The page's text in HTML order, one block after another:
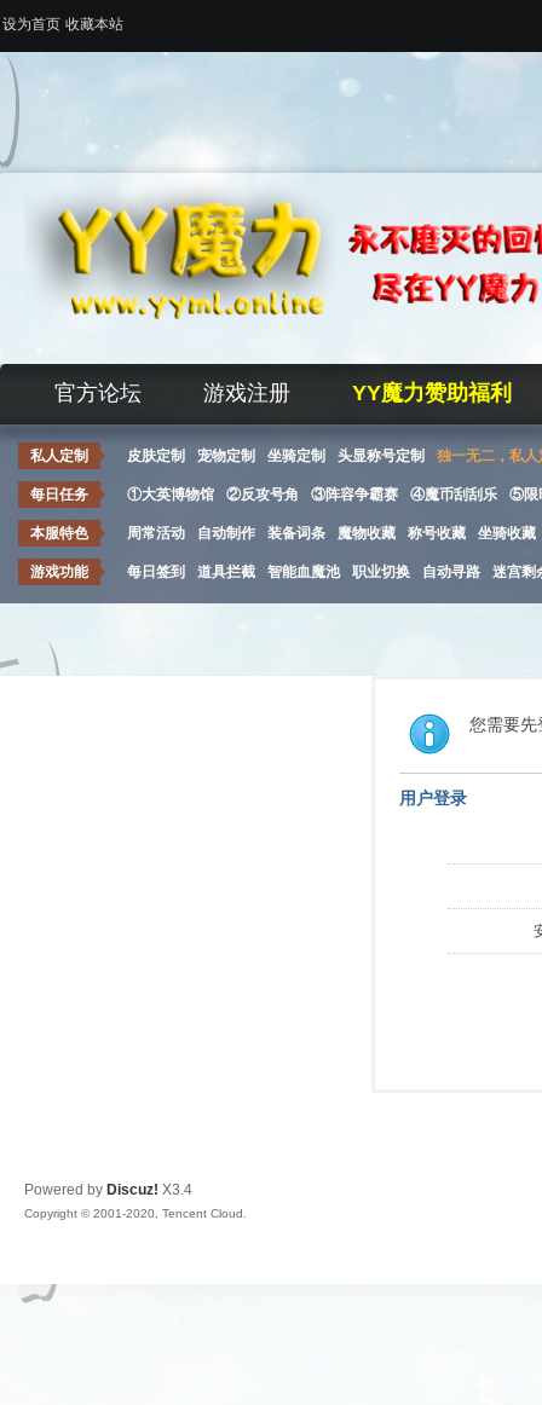
设为首页 收藏本站
官方论坛 游戏注册 YY魔力赞助福利
私人定制 皮肤定制 宠物定制 坐骑定制 头显称号定制 独一无二，私人
每日任务 ①大英博物馆 ②反攻号角 ③阵容争霸赛 ④魔币刮刮乐 ⑤限
本服特色 周常活动 自动制作 装备词条 魔物收藏 称号收藏 坐骑收藏
游戏功能 每日签到 道具拦截 智能血魔池 职业切换 自动寻路 迷宫剩
您需要先
用户登录
Powered by Discuz! X3.4
Copyright © 2001-2020, Tencent Cloud.